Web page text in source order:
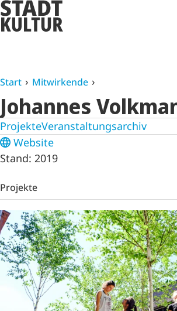
Start Mitwirkende
Johannes
ProjekteVeranstaltungsarchiv
Website
Stand: 2019
Projekte